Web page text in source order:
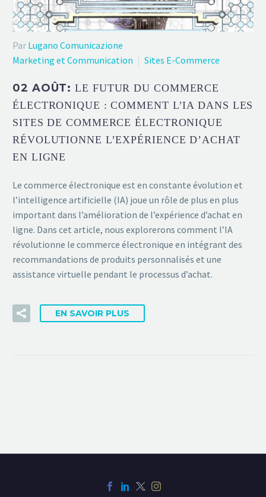
Par Lugano Comunicazione
Marketing et Communication
Sites E-Commerce
02 AOÛT:LE FUTUR DU COMMERCE
ÉLECTRONIQUE : COMMENT L’IA DANS LES
SITES DE COMMERCE ÉLECTRONIQUE
RÉVOLUTIONNE L’EXPÉRIENCE D’ACHAT
EN LIGNE
Le commerce électronique est en constante évolution et
l’intelligence artificielle (IA) joue un rôle de plus en plus
important dans l’amélioration de l’expérience d’achat en
ligne. Dans cet article, nous explorerons comment l’IA
révolutionne le commerce électronique en intégrant des
recommandations de produits personnalisés et une
assistance virtuelle pendant le processus d’achat.
EN SAVOIR PLUS